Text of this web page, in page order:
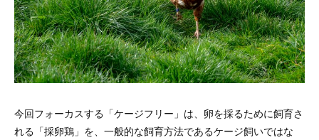
今回フォーカスする「ケージフリー」は、卵を採るために飼育さ
れる「採卵鶏」を、一般的な飼育方法であるケージ飼いではな